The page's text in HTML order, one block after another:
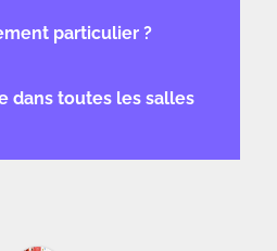
particulier ?
dans toutes les salles